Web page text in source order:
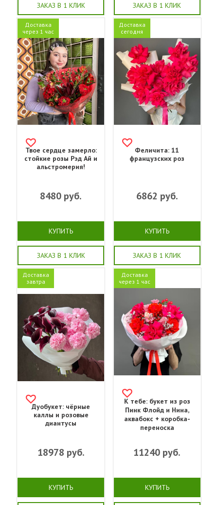
ЗАКАЗ В 1 КЛИК ЗАКАЗ В 1 КЛИК
Доставка
через 1 час
Твое сердце замерло:
стойкие розы Рэд Ай и
альстромерия!
8480 руб.
КУПИТЬ
ЗАКАЗ В 1 КЛИК
Доставка
сегодня
Феличита: 11
французских роз
6862 руб.
КУПИТЬ
ЗАКАЗ В 1 КЛИК
Доставка
завтра
Дуобукет: чёрные
каллы и розовые
диантусы
18978 руб.
КУПИТЬ
Доставка
через 1 час
К тебе: букет из роз
Пинк Флойд и Нина,
аквабокс + коробка-
переноска
11240 руб.
КУПИТЬ